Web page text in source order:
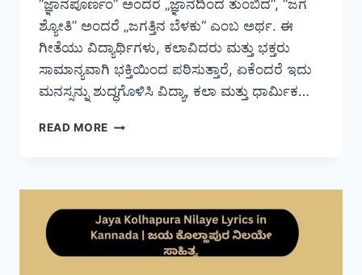
“ಜ್ಞಾನಪೂರ್ಣಂ” ಅಂದರೆ „ಜ್ಞಾನದಿಂದ ತುಂಬಿದ“, “ಜಗ
ಶ್ಯೋತಿ” ಅಂದರೆ „ಜಗತ್ತಿನ ಬೆಳಕು“ ಎಂಬ ಅರ್ಥ. ಈ
ಗೀತೆಯು ವಿದ್ಯಾರ್ಥಿಗಳು, ಕಲಾವಿದರು ಮತ್ತು ಭಕ್ತರು
ಸಾಮಾನ್ಯವಾಗಿ ಭಕ್ತಿಯಿಂದ ಪಠಿಸುತ್ತಾರೆ, ಏಕೆಂದರೆ ಇದು
ಮನಸ್ಸನ್ನು ಶುದ್ಧಗೊಳಿಸಿ ವಿದ್ಯಾ, ಕಲಾ ಮತ್ತು ಧಾರ್ಮಿಕ…
READ MORE JNANAPURNAM
IN
KANNADA
|
ಜ್ಞಾನಪೂರ್ಣಂ
ಜಗ